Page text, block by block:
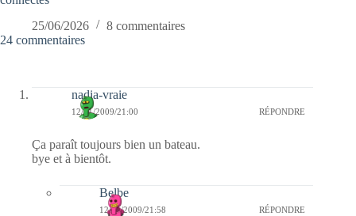
25/06/2026
8 commentaires
24 commentaires
nadia-vraie
12/11/2009/21:00 RÉPONDRE
Ça paraît toujours bien un bateau.
bye et à bientôt.
Belbe
12/11/2009/21:58 RÉPONDRE